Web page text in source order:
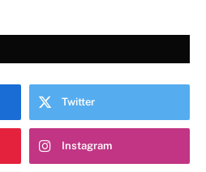
Twitter
Instagram